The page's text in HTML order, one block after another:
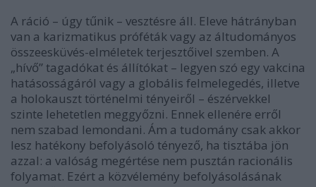
A ráció – úgy tűnik – vesztésre áll. Eleve hátrányban
van a karizmatikus próféták vagy az áltudományos
összeesküvés-elméletek terjesztőivel szemben. A
„hívő” tagadókat és állítókat – legyen szó egy vakcina
hatásosságáról vagy a globális felmelegedés, illetve
a holokauszt történelmi tényeiről – észérvekkel
szinte lehetetlen meggyőzni. Ennek ellenére erről
nem szabad lemondani. Ám a tudomány csak akkor
lesz hatékony befolyásoló tényező, ha tisztába jön
azzal: a valóság megértése nem pusztán racionális
folyamat. Ezért a közvélemény befolyásolásának